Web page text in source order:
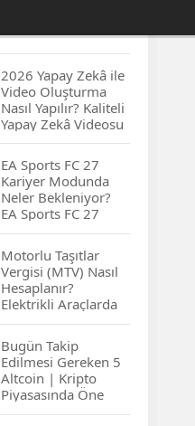
2026 Yapay Zekâ ile
Video Oluşturma
Nasıl Yapılır? Kaliteli
Yapay Zekâ Videosu
Hazırlamanın
İpuçları...
EA Sports FC 27
Kariyer Modunda
Neler Bekleniyor?
EA Sports FC 27
Kariyer Modu
Yenilikleri…
Motorlu Taşıtlar
Vergisi (MTV) Nasıl
Hesaplanır?
Elektrikli Araçlarda
MTV Nasıl
Hesaplanır? MTV
Borcu Nasıl
Sorgulanır?
Bugün Takip
Edilmesi Gereken 5
Altcoin | Kripto
Piyasasında Öne
Çıkan Projeler